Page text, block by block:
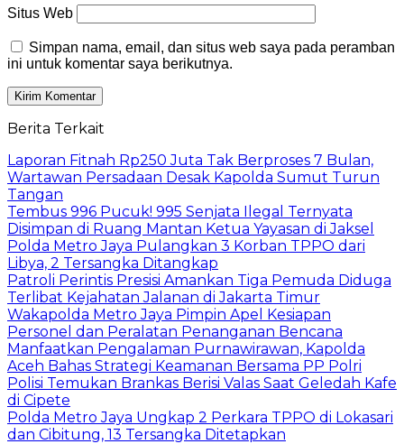
Situs Web
Simpan nama, email, dan situs web saya pada peramban
ini untuk komentar saya berikutnya.
Berita Terkait
Laporan Fitnah Rp250 Juta Tak Berproses 7 Bulan,
Wartawan Persadaan Desak Kapolda Sumut Turun
Tangan
Tembus 996 Pucuk! 995 Senjata Ilegal Ternyata
Disimpan di Ruang Mantan Ketua Yayasan di Jaksel
Polda Metro Jaya Pulangkan 3 Korban TPPO dari
Libya, 2 Tersangka Ditangkap
Patroli Perintis Presisi Amankan Tiga Pemuda Diduga
Terlibat Kejahatan Jalanan di Jakarta Timur
Wakapolda Metro Jaya Pimpin Apel Kesiapan
Personel dan Peralatan Penanganan Bencana
Manfaatkan Pengalaman Purnawirawan, Kapolda
Aceh Bahas Strategi Keamanan Bersama PP Polri
Polisi Temukan Brankas Berisi Valas Saat Geledah Kafe
di Cipete
Polda Metro Jaya Ungkap 2 Perkara TPPO di Lokasari
dan Cibitung, 13 Tersangka Ditetapkan